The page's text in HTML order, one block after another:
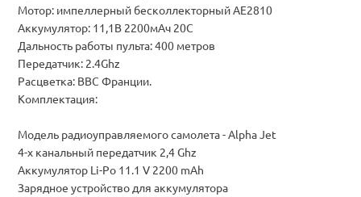
Мотор: импеллерный бесколлекторный AE2810
Аккумулятор: 11,1В 2200мАч 20C
Дальность работы пульта: 400 метров
Передатчик: 2.4Ghz
Расцветка: ВВС Франции.
Комплектация:
Модель радиоуправляемого самолета - Alpha Jet
4-х канальный передатчик 2,4 Ghz
Аккумулятор Li-Po 11.1 V 2200 mAh
Зарядное устройство для аккумулятора